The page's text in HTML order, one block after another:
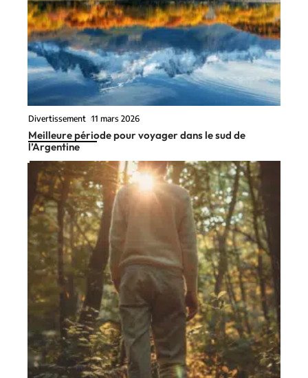
Divertissement 11 mars 2026
Meilleure période pour voyager dans le sud de
l’Argentine